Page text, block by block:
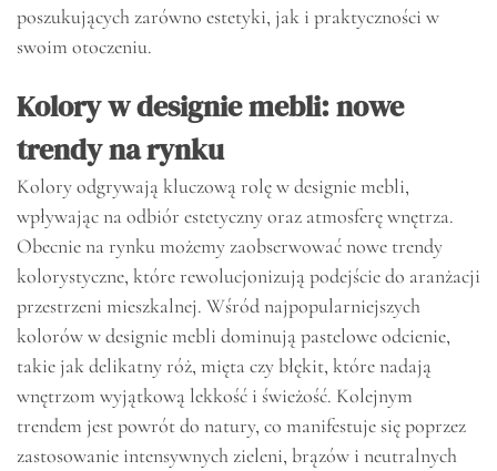
poszukujących zarówno estetyki, jak i praktyczności w
swoim otoczeniu.
Kolory w designie mebli: nowe
trendy na rynku
Kolory odgrywają kluczową rolę w designie mebli,
wpływając na odbiór estetyczny oraz atmosferę wnętrza.
Obecnie na rynku możemy zaobserwować nowe trendy
kolorystyczne, które rewolucjonizują podejście do aranżacji
przestrzeni mieszkalnej. Wśród najpopularniejszych
kolorów w designie mebli dominują pastelowe odcienie,
takie jak delikatny róż, mięta czy błękit, które nadają
wnętrzom wyjątkową lekkość i świeżość. Kolejnym
trendem jest powrót do natury, co manifestuje się poprzez
zastosowanie intensywnych zieleni, brązów i neutralnych